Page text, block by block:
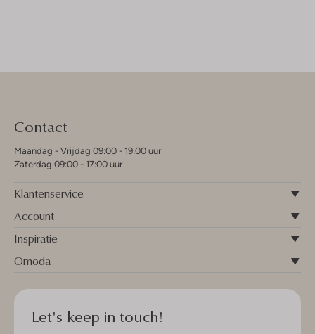
Contact
Maandag - Vrijdag 09:00 - 19:00 uur
Zaterdag 09:00 - 17:00 uur
Klantenservice
Account
Inspiratie
Omoda
Let's keep in touch!